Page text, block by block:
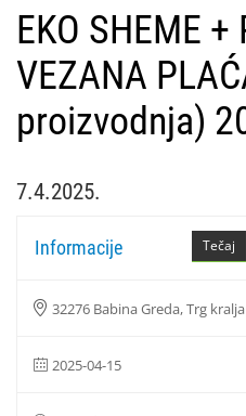
EKO SHEME +
VEZANA
proizvodnja)
7.4.2025.
Tečaj
Informacije
32276 Babina Greda, Trg
2025-04-15